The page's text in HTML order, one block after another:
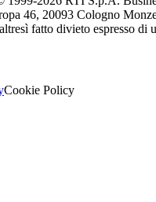
46, 20093 Cologno
fatto divieto espresso di
Cookie Policy